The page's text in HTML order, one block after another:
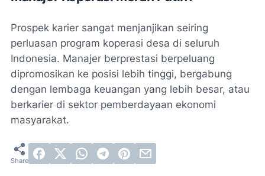
Prospek karier sangat menjanjikan seiring
perluasan program koperasi desa di seluruh
Indonesia. Manajer berprestasi berpeluang
dipromosikan ke posisi lebih tinggi, bergabung
dengan lembaga keuangan yang lebih besar, atau
berkarier di sektor pemberdayaan ekonomi
masyarakat.